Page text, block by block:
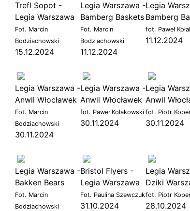
Trefl Sopot -
Legia Warszawa
Fot. Marcin
Bodziachowski
15.12.2024
Legia Warszawa -
Bamberg Baskets
Fot. Marcin
Bodziachowski
11.12.2024
Legia
Bamberg
fot. Paweł
11.12.2024
Legia Warszawa -
Anwil Włocławek
Fot. Marcin
Bodziachowski
30.11.2024
Legia Warszawa -
Anwil Włocławek
fot. Paweł Kołakowski
30.11.2024
Legia
Anwil
fot. Piotr
30.11.2024
Legia Warszawa -
Bakken Bears
Fot. Marcin
Bodziachowski
Bristol Flyers -
Legia Warszawa
Fot. Paulina Szewczuk
31.10.2024
Legia
Dziki
fot. Piotr
28.10.2024